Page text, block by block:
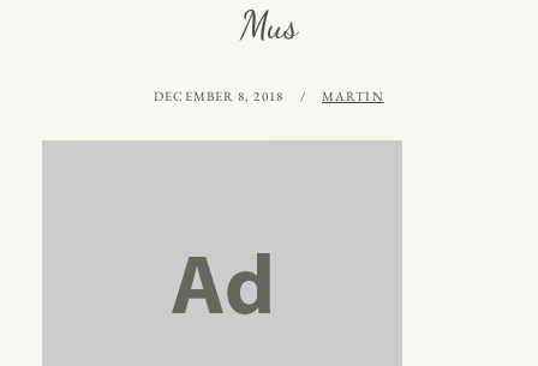
Mus
PUBLICERAT
DECEMBER 8, 2018 AV
MARTIN